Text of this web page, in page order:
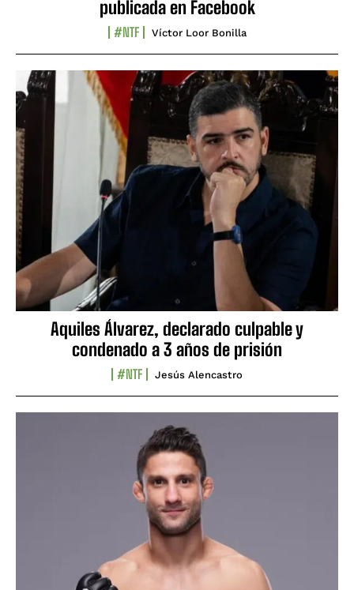
publicada en Facebook
#NTF Víctor Loor Bonilla
Aquiles Álvarez, declarado culpable y
condenado a 3 años de prisión
#NTF Jesús Alencastro